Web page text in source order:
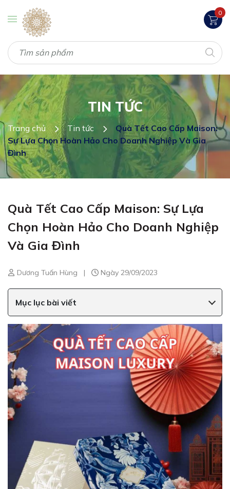
0
TIN TỨC
Trang chủ Tin tức
Quà Tết Cao Cấp Maison:
Sự Lựa Chọn Hoàn Hảo Cho Doanh Nghiệp Và Gia
Đình
Quà Tết Cao Cấp Maison: Sự Lựa
Chọn Hoàn Hảo Cho Doanh Nghiệp
Và Gia Đình
Dương Tuấn Hùng | Ngày 29/09/2023
Mục lục bài viết